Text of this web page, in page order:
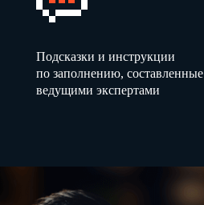
Подсказки и инструкции
по заполнению, составленные
ведущими экспертами